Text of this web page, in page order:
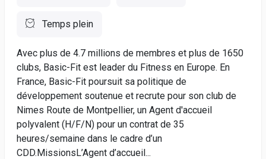
Temps plein
Avec plus de 4.7 millions de membres et plus de 1650
clubs, Basic-Fit est leader du Fitness en Europe. En
France, Basic-Fit poursuit sa politique de
développement soutenue et recrute pour son club de
Nimes Route de Montpellier, un Agent d'accueil
polyvalent (H/F/N) pour un contrat de 35
heures/semaine dans le cadre d’un
CDD.MissionsL’Agent d’accueil...